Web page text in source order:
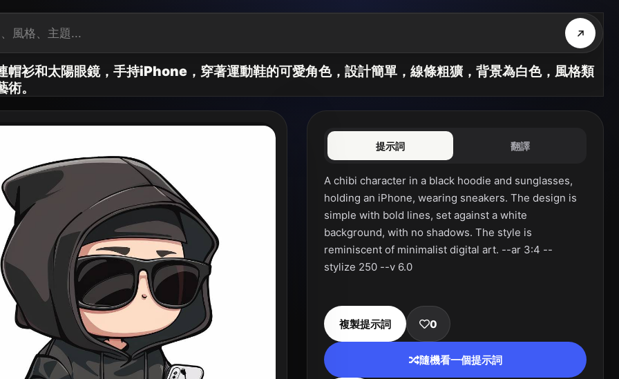
帽衫和太陽眼鏡，手持iPhone，穿著運動鞋的可愛角色，設計簡單，線條粗獷，背景為白色，風格類
。
提示詞 翻譯
A chibi character in a black hoodie and sunglasses,
holding an iPhone, wearing sneakers. The design is
simple with bold lines, set against a white
background, with no shadows. The style is
reminiscent of minimalist digital art. --ar 3:4 --
stylize 250 --v 6.0
複製提示詞 0
隨機看一個提示詞